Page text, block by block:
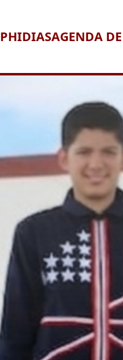
PHIDIASAGENDA